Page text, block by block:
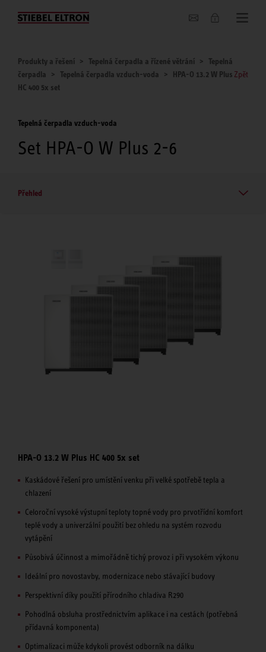
O nás
Produkty a řešení Tepelná čerpadla a řízené větrání
Tepelná
čerpadla
Tepelná čerpadla vzduch-voda
HPA-O 13.2 W Plus
HC 400 5x set
Zpět
Tepelná čerpadla vzduch-voda
Set HPA-O W Plus 2-6
Přehled
HPA-O 13.2 W Plus HC 400 5x set
Kaskádové řešení pro umístění venku při velké spotřebě tepla a
chlazení
Celoroční vysoké výstupní teploty topné vody pro prvotřídní komfort
teplé vody a univerzální použití bez ohledu na systém rozvodu
vytápění
Působivá účinnost a mimořádně tichý provoz i při vysokém výkonu
Ideální pro novostavby, modernizace nebo stávající budovy
Perspektivní díky použití přírodního chladiva R290
Pohodlná obsluha prostřednictvím aplikace i na cestách (potřebná
přídavná komponenta)
Optimalizaci může kdykoli provést odborník na dálku